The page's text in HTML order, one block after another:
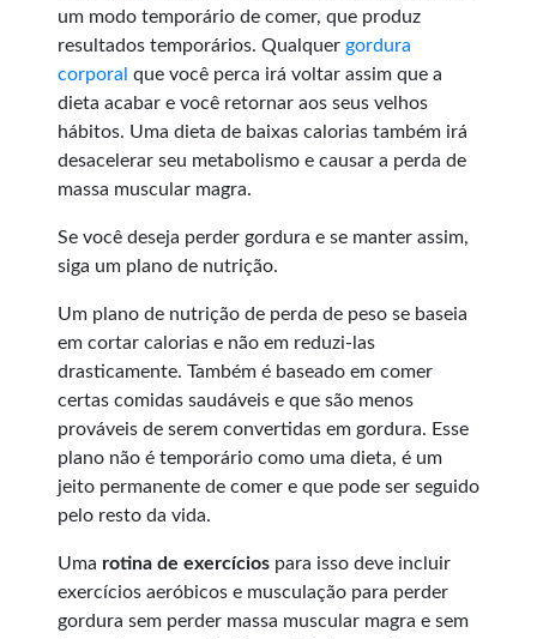
um modo temporário de comer, que produz
resultados temporários. Qualquer gordura
corporal que você perca irá voltar assim que a
dieta acabar e você retornar aos seus velhos
hábitos. Uma dieta de baixas calorias também irá
desacelerar seu metabolismo e causar a perda de
massa muscular magra.
Se você deseja perder gordura e se manter assim,
siga um plano de nutrição.
Um plano de nutrição de perda de peso se baseia
em cortar calorias e não em reduzi-las
drasticamente. Também é baseado em comer
certas comidas saudáveis e que são menos
prováveis de serem convertidas em gordura. Esse
plano não é temporário como uma dieta, é um
jeito permanente de comer e que pode ser seguido
pelo resto da vida.
Uma rotina de exercícios para isso deve incluir
exercícios aeróbicos e musculação para perder
gordura sem perder massa muscular magra e sem